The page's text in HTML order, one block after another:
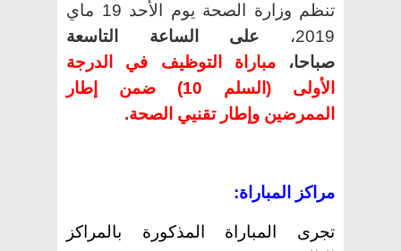
تنظم وزارة الصحة يوم الأحد 19 ماي
2019،
على الساعة التاسعة
صباحا،
مباراة التوظيف في الدرجة
الأولى (السلم 10) ضمن إطار
الممرضين وإطار تقنيي الصحة.
مراكز المباراة:
تجرى المباراة المذكورة بالمراكز